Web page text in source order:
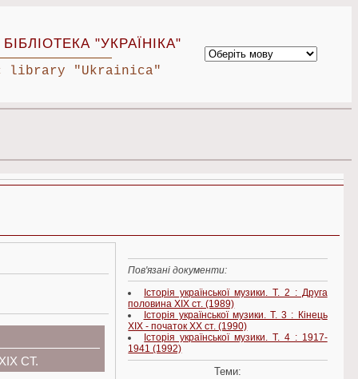
"УКРАЇНІКА"
library "Ukrainica"
СТ.
Пов'язані документи:
Історія української музики. Т. 2 : Друга
половина XIX ст. (1989)
Історія української музики. Т. 3 : Кінець
XIX - початок XX ст. (1990)
Історія української музики. Т. 4 : 1917-
1941 (1992)
Теми: